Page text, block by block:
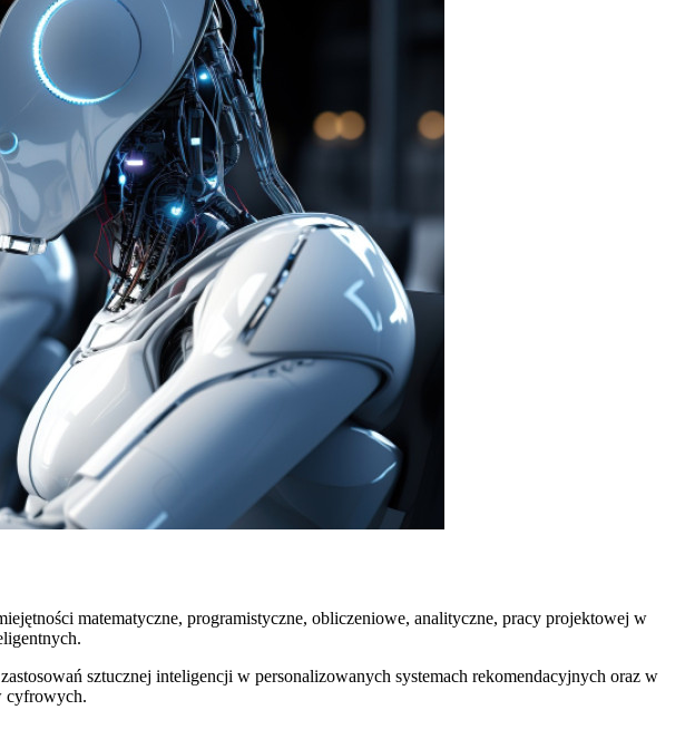
matematyczne, programistyczne, obliczeniowe, analityczne, pracy projektowej w
sztucznej inteligencji w personalizowanych systemach rekomendacyjnych oraz w
cyfrowych.